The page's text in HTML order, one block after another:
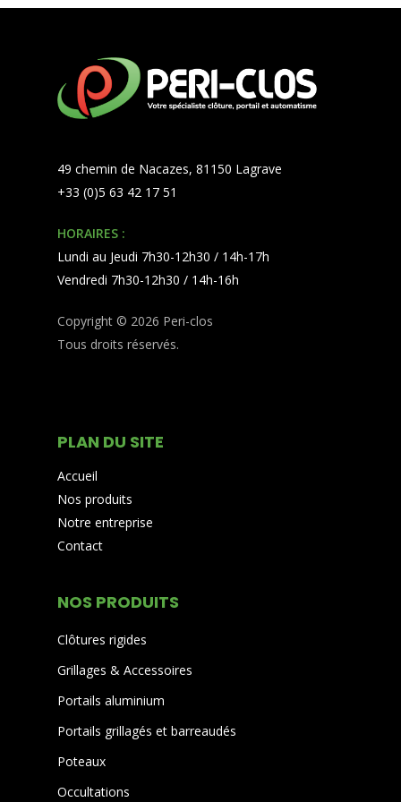
49 chemin de Nacazes, 81150 Lagrave
+33 (0)5 63 42 17 51
HORAIRES :
Lundi au Jeudi 7h30-12h30 / 14h-17h
Vendredi 7h30-12h30 / 14h-16h
Copyright © 2026 Peri-clos
Tous droits réservés.
PLAN DU SITE
Accueil
Nos produits
Notre entreprise
Contact
NOS PRODUITS
Clôtures rigides
Grillages & Accessoires
Portails aluminium
Portails grillagés et barreaudés
Poteaux
Occultations